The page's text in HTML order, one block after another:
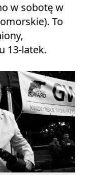
w sobotę w
To
13-latek.